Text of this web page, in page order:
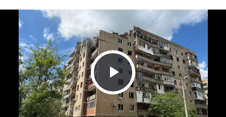
Play Video